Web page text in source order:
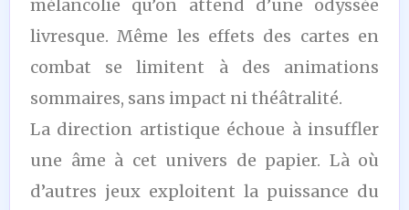
mélancolie qu’on attend d’une odyssée
livresque. Même les effets des cartes en
combat se limitent à des animations
sommaires, sans impact ni théâtralité.
La direction artistique échoue à insuffler
une âme à cet univers de papier. Là où
d’autres jeux exploitent la puissance du